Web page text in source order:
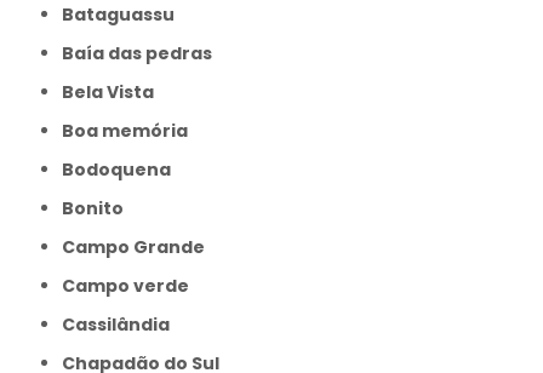
Bataguassu
Baía das pedras
Bela Vista
Boa memória
Bodoquena
Bonito
Campo Grande
Campo verde
Cassilândia
Chapadão do Sul